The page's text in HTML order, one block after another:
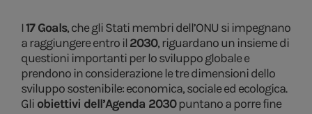
I17 Goals, che gli Stati membri dell’ONU si impegnano
a raggiungere entro il2030, riguardano un insieme di
questioni importanti per lo sviluppo globale e
prendono in considerazione le tre dimensioni dello
sviluppo sostenibile: economica, sociale ed ecologica.
Gli obiettivi dell’Agenda 2030puntano a porre fine